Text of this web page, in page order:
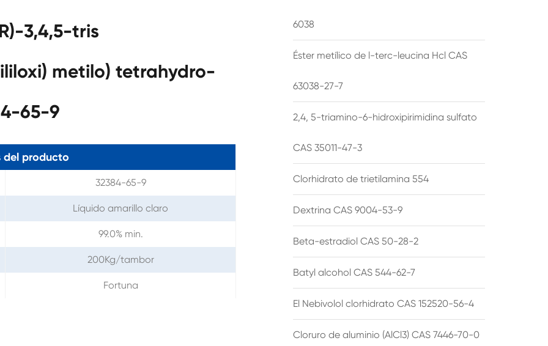
3,4,5-tris
metilo) tetrahydro-
65-9
del producto
32384-65-9
Líquido amarillo claro
99.0% min.
200Kg/tambor
Fortuna
6038
Éster metílico de l-terc-leucina Hcl CAS
63038-27-7
2,4, 5-triamino-6-hidroxipirimidina sulfato
CAS 35011-47-3
Clorhidrato de trietilamina 554
Dextrina CAS 9004-53-9
Beta-estradiol CAS 50-28-2
Batyl alcohol CAS 544-62-7
El Nebivolol clorhidrato CAS 152520-56-4
Cloruro de aluminio (AlCl3) CAS 7446-70-0